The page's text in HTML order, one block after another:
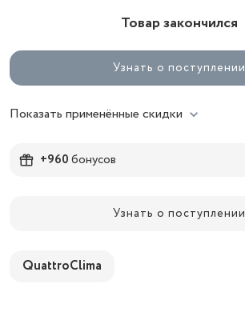
Товар закончился
Узнать о поступлении
Показать применённые скидки
+960бонусов
Узнать о поступлении
QuattroClima